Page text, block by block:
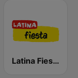
Latina Fiesta